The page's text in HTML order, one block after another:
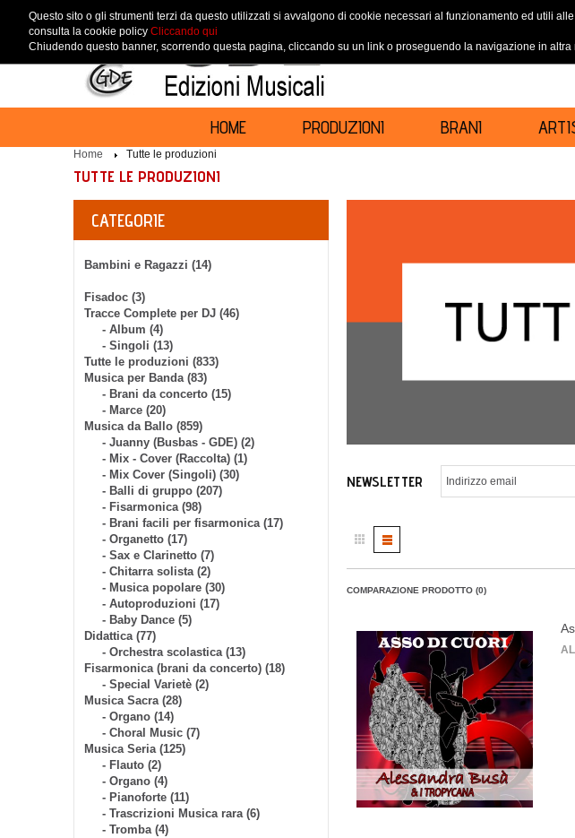
ACCEDI
HOME PRODUZIONI BRANI
Home Tutte le produzioni
TUTTE LE PRODUZIONI
CATEGORIE
Bambini e Ragazzi (14)
Fisadoc (3)
Tracce Complete per DJ (46)
- Album (4)
- Singoli (13)
Tutte le produzioni (833)
Musica per Banda (83)
- Brani da concerto (15)
- Marce (20)
Musica da Ballo (859)
- Juanny (Busbas - GDE) (2)
- Mix - Cover (Raccolta) (1)
- Mix Cover (Singoli) (30)
- Balli di gruppo (207)
- Fisarmonica (98)
- Brani facili per fisarmonica (17)
- Organetto (17)
- Sax e Clarinetto (7)
- Chitarra solista (2)
- Musica popolare (30)
- Autoproduzioni (17)
- Baby Dance (5)
Didattica (77)
- Orchestra scolastica (13)
Fisarmonica (brani da concerto) (18)
- Special Varietè (2)
Musica Sacra (28)
- Organo (14)
- Choral Music (7)
Musica Seria (125)
- Flauto (2)
- Organo (4)
- Pianoforte (11)
- Trascrizioni Musica rara (6)
- Tromba (4)
NEWSLETTER
COMPARAZIONE PRODOTTO (0)
Questo sito o gli strumenti terzi da questo utilizzati si avvalgono di cookie necessari al funzionamento ed utili
consulta la cookie policy Cliccando qui
Chiudendo questo banner, scorrendo questa pagina, cliccando su un link o proseguendo la navigazione in